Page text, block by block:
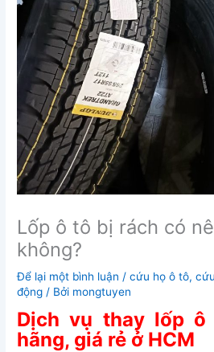
Lốp ô tô bị rách có
không?
Để lại một bình luận /cứu họ ô tô,
động / Bởi mongtuyen
Dịch vụ thay lốp
hãng, giá rẻ ở HCM